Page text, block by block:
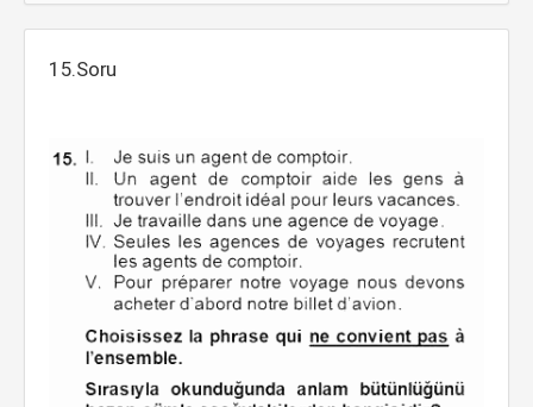
15.Soru